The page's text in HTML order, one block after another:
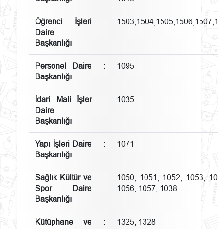
Öğrenci İşleri
Daire
Başkanlığı
:
Personel Daire
Başkanlığı
: 1095
İdari Mali İşler
Daire
Başkanlığı
: 1035
Yapı İşleri Daire
Başkanlığı
: 1071
Sağlık Kültür ve
Spor Daire
Başkanlığı
:
1050, 1051, 1052, 1053,
1056, 1057, 1038
Kütüphane ve
: 1325, 1328